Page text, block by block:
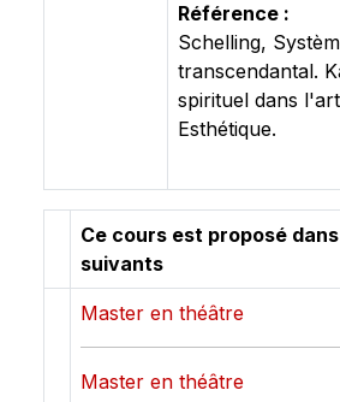
Référence :
Schelling,
transcendantal.
spirituel dans
Esthétique.
Ce cours est proposé
suivants
Master en théâtre
Master en théâtre